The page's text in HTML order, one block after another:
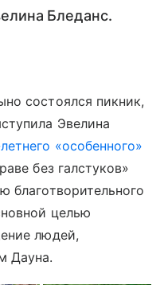
Бледанс.
состоялся пикник,
Эвелина
«особенного»
без галстуков»
благотворительного
целью
людей,
Дауна.